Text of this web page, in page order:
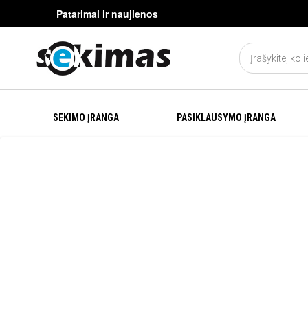
Patarimai ir naujienos
SEKIMO ĮRANGA PASIKLAUSYMO ĮRANGA